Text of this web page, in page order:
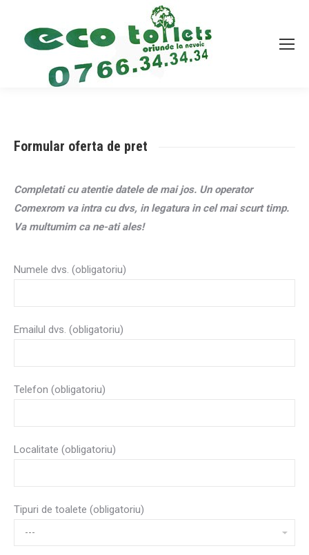
Formular oferta de pret
Completati cu atentie datele de mai jos. Un operator
Comexrom va intra cu dvs, in legatura in cel mai scurt timp.
Va multumim ca ne-ati ales!
Numele dvs. (obligatoriu)
Emailul dvs. (obligatoriu)
Telefon (obligatoriu)
Localitate (obligatoriu)
Tipuri de toalete (obligatoriu)